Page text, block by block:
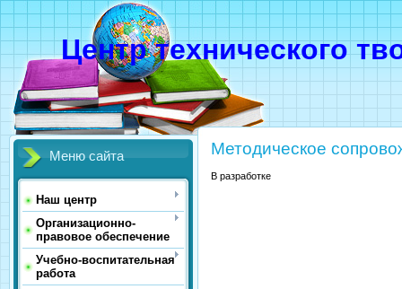
Центр технического
Меню сайта
Наш центр
Организационно-
правовое обеспечение
Учебно-воспитательная
работа
Методическое
В разработке